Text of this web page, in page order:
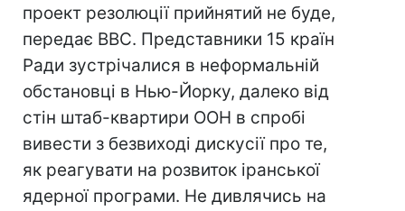
проект резолюції прийнятий не буде,
передає ВВС. Представники 15 країн
Ради зустрічалися в неформальній
обстановці в Нью-Йорку, далеко від
стін штаб-квартири ООН в спробі
вивести з безвиході дискусії про те,
як реагувати на розвиток іранської
ядерної програми. Не дивлячись на